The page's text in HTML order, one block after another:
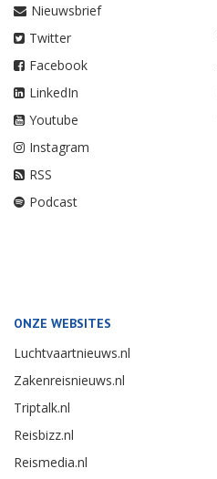
Nieuwsbrief
Twitter
Facebook
LinkedIn
Youtube
Instagram
RSS
Podcast
ONZE WEBSITES
Luchtvaartnieuws.nl
Zakenreisnieuws.nl
Triptalk.nl
Reisbizz.nl
Reismedia.nl